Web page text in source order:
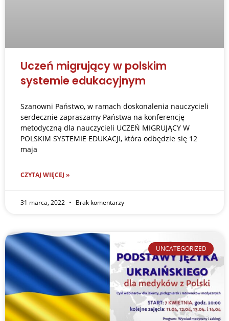
Uczeń migrujący w polskim
systemie edukacyjnym
Szanowni Państwo, w ramach doskonalenia nauczycieli
serdecznie zapraszamy Państwa na konferencję
metodyczną dla nauczycieli UCZEŃ MIGRUJĄCY W
POLSKIM SYSTEMIE EDUKACJI, która odbędzie się 12
maja
CZYTAJ WIĘCEJ »
31 marca, 2022 Brak komentarzy
UNCATEGORIZED